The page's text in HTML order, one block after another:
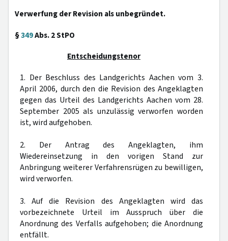
Verwerfung der Revision als unbegründet.
§349Abs. 2 StPO
Entscheidungstenor
1. Der Beschluss des Landgerichts Aachen vom 3.
April 2006, durch den die Revision des Angeklagten
gegen das Urteil des Landgerichts Aachen vom 28.
September 2005 als unzulässig verworfen worden
ist, wird aufgehoben.
2. Der Antrag des Angeklagten, ihm
Wiedereinsetzung in den vorigen Stand zur
Anbringung weiterer Verfahrensrügen zu bewilligen,
wird verworfen.
3. Auf die Revision des Angeklagten wird das
vorbezeichnete Urteil im Ausspruch über die
Anordnung des Verfalls aufgehoben; die Anordnung
entfällt.